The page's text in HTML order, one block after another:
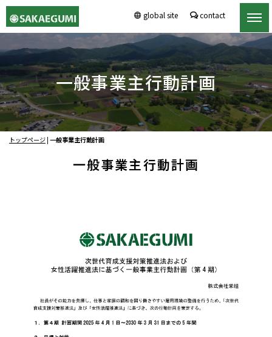
global site contact
一般事業主行動計画
トップページ | 一般事業主行動計画
一般事業主行動計画